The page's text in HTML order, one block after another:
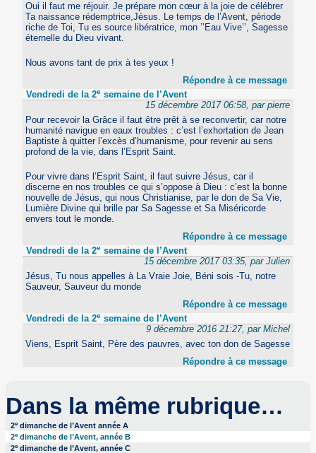
Oui il faut me réjouir. Je prépare mon cœur à la joie de célébrer
Ta naissance rédemptrice,Jésus. Le temps de l’Avent, période
riche de Toi, Tu es source libératrice, mon ’’Eau Vive’’, Sagesse
éternelle du Dieu vivant.
Nous avons tant de prix à tes yeux !
Répondre à ce message
Vendredi de la 2e semaine de l’Avent
15 décembre 2017 06:58, par pierre
Pour recevoir la Grâce il faut être prêt à se reconvertir, car notre
humanité navigue en eaux troubles : c’est l’exhortation de Jean
Baptiste à quitter l’excès d’humanisme, pour revenir au sens
profond de la vie, dans l’Esprit Saint.
Pour vivre dans l’Esprit Saint, il faut suivre Jésus, car il
discerne en nos troubles ce qui s’oppose à Dieu : c’est la bonne
nouvelle de Jésus, qui nous Christianise, par le don de Sa Vie,
Lumière Divine qui brille par Sa Sagesse et Sa Miséricorde
envers tout le monde.
Répondre à ce message
Vendredi de la 2e semaine de l’Avent
15 décembre 2017 03:35, par Julien
Jésus, Tu nous appelles à La Vraie Joie, Béni sois -Tu, notre
Sauveur, Sauveur du monde
Répondre à ce message
Vendredi de la 2e semaine de l’Avent
9 décembre 2016 21:27, par Michel
Viens, Esprit Saint, Père des pauvres, avec ton don de Sagesse
Répondre à ce message
Dans la même rubrique…
2e dimanche de l’Avent année A
2edimanche de l’Avent, année B
2e dimanche de l’Avent, année C